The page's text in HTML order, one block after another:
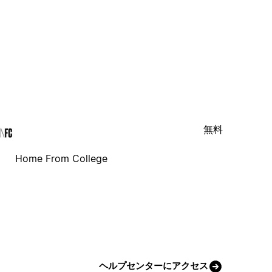
Home From College
無料
ヘルプセンターにアクセス